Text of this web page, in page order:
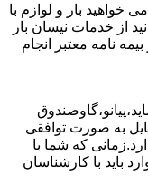
خواهید بار و لوازم با
از خدمات نیسان بار
نامه معتبر انجام
به صورت توافقی
که شما با
باید با کارشناسان